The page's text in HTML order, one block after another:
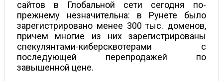
сайтов в Глобальной сети сегодня по-
прежнему незначительна: в Рунете было
зарегистрировано менее 300 тыс. доменов,
причем многие из них зарегистрированы
спекулянтами-киберсквотерами с
последующей перепродажей по
завышенной цене.